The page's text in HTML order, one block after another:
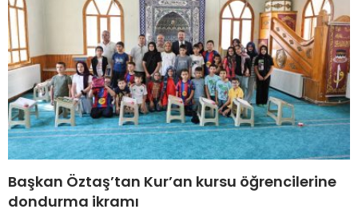
Başkan Öztaş’tan Kur’an kursu öğrencilerine
dondurma ikramı